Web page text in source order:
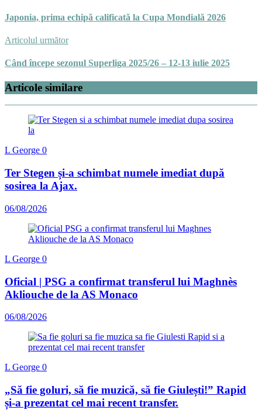
Japonia, prima echipă calificată la Cupa Mondială 2026
Articolul următor
Când începe sezonul Superliga 2025/26 – 12-13 iulie 2025
Articole similare
L George 0
Ter Stegen și-a schimbat numele imediat după
sosirea la Ajax.
06/08/2026
L George 0
Oficial | PSG a confirmat transferul lui Maghnès
Akliouche de la AS Monaco
06/08/2026
L George 0
„Să fie goluri, să fie muzică, să fie Giulești!” Rapid
și-a prezentat cel mai recent transfer.